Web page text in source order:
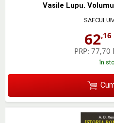
Vasile Lupu.
62,16
PRP: 77,70
în